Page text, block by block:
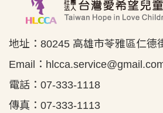
地址： 80245 高雄市苓雅區仁德
Email：
電話： 07-333-1118
傳真： 07-333-1113